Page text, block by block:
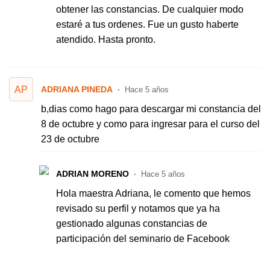
obtener las constancias. De cualquier modo
estaré a tus ordenes. Fue un gusto haberte
atendido. Hasta pronto.
AP ADRIANA PINEDA Hace 5 años
b,dias como hago para descargar mi constancia del
8 de octubre y como para ingresar para el curso del
23 de octubre
ADRIAN MORENO Hace 5 años
Hola maestra Adriana, le comento que hemos
revisado su perfil y notamos que ya ha
gestionado algunas constancias de
participación del seminario de Facebook